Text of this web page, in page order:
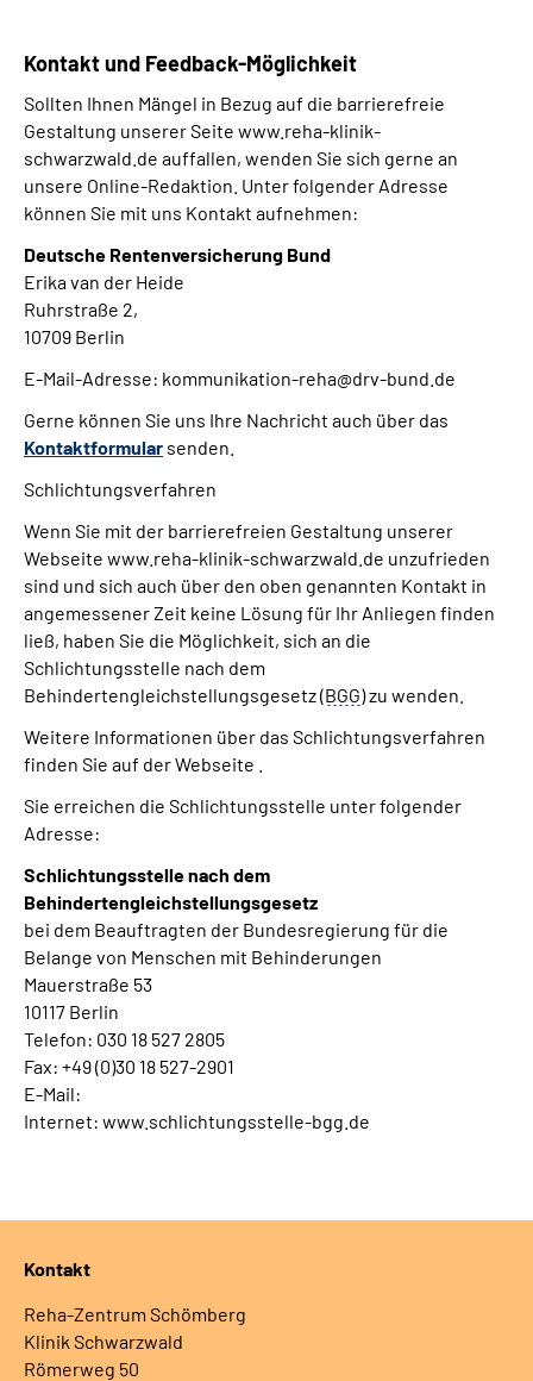
Kontakt und Feedback-Möglichkeit
Sollten Ihnen Mängel in Bezug auf die barrierefreie
Gestaltung unserer Seite www.reha-klinik-
schwarzwald.de auffallen, wenden Sie sich gerne an
unsere Online-Redaktion. Unter folgender Adresse
können Sie mit uns Kontakt aufnehmen:
Deutsche Rentenversicherung Bund
Erika van der Heide
Ruhrstraße 2,
10709 Berlin
E-Mail-Adresse: kommunikation-reha@drv-bund.de
Gerne können Sie uns Ihre Nachricht auch über das
Kontaktformular senden.
Schlichtungsverfahren
Wenn Sie mit der barrierefreien Gestaltung unserer
Webseite www.reha-klinik-schwarzwald.de unzufrieden
sind und sich auch über den oben genannten Kontakt in
angemessener Zeit keine Lösung für Ihr Anliegen finden
ließ, haben Sie die Möglichkeit, sich an die
Schlichtungsstelle nach dem
Behindertengleichstellungsgesetz (BGG) zu wenden.
Weitere Informationen über das Schlichtungsverfahren
finden Sie auf der Webseite .
Sie erreichen die Schlichtungsstelle unter folgender
Adresse:
Schlichtungsstelle nach dem
Behindertengleichstellungsgesetz
bei dem Beauftragten der Bundesregierung für die
Belange von Menschen mit Behinderungen
Mauerstraße 53
10117 Berlin
Telefon: 030 18 527 2805
Fax: +49 (0)30 18 527-2901
E-Mail:
Internet: www.schlichtungsstelle-bgg.de
Kontakt
Reha-Zentrum Schömberg
Klinik Schwarzwald
Römerweg 50